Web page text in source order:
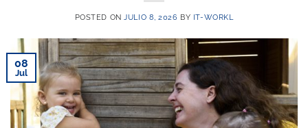
POSTED ON JULIO 8, 2026 BY IT-WORKL
08
Jul